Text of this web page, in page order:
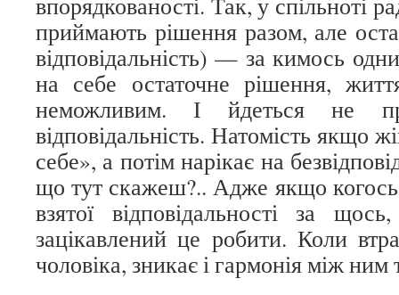
приймають рішення разом, але
відповідальність) — за кимось
на себе остаточне рішення,
неможливим. І йдеться не
відповідальність. Натомість якщо
себе», а потім нарікає на
що тут скажеш?.. Адже якщо
взятої відповідальності за
зацікавлений це робити. Коли
чоловіка, зникає і гармонія між